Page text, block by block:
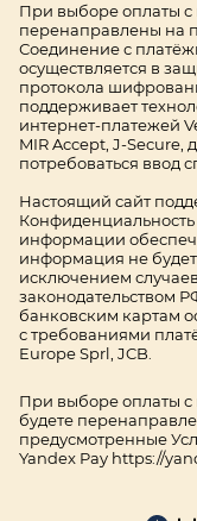
При выборе оплаты
перенаправлены
Соединение с
осуществляется в
протокола
поддерживает
интернет-платежей
MIR Accept, J-
потребоваться ввод
Настоящий сайт
информации
информация не
исключением
законодательством
банковским картам
с требованиями
Europe Sprl, JCB.
При выборе оплаты
будете
предусмотренные
Yandex Pay https://